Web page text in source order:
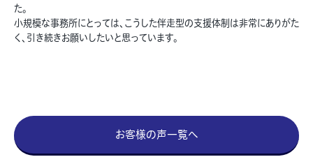
た。
小規模な事務所にとっては、こうした伴走型の支援体制は非常にありがた
く、引き続きお願いしたいと思っています。
お客様の声一覧へ